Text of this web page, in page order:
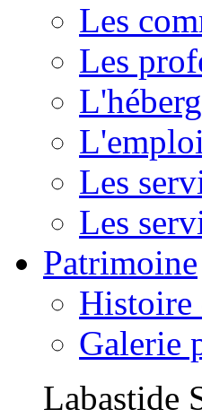
Les
Les
Les
Les
Patrimoine
Histoire
Galerie
Labastide